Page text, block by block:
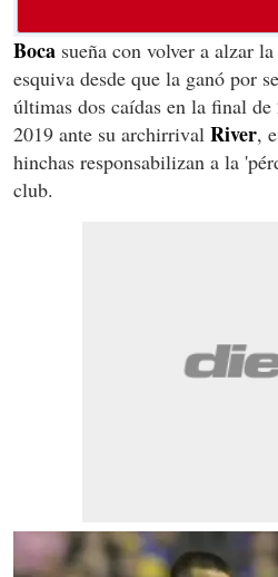
Boca sueña con volver a alzar la
esquiva desde que la ganó por
últimas dos caídas en la final
2019 ante su archirrival River,
hinchas responsabilizan a la
club.